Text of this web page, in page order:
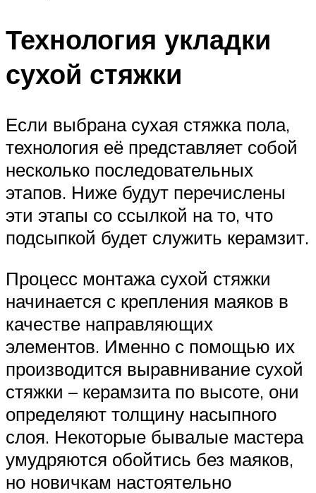
Технология укладки
сухой стяжки
Если выбрана сухая стяжка пола,
технология её представляет собой
несколько последовательных
этапов. Ниже будут перечислены
эти этапы со ссылкой на то, что
подсыпкой будет служить керамзит.
Процесс монтажа сухой стяжки
начинается с крепления маяков в
качестве направляющих
элементов. Именно с помощью их
производится выравнивание сухой
стяжки – керамзита по высоте, они
определяют толщину насыпного
слоя. Некоторые бывалые мастера
умудряются обойтись без маяков,
но новичкам настоятельно